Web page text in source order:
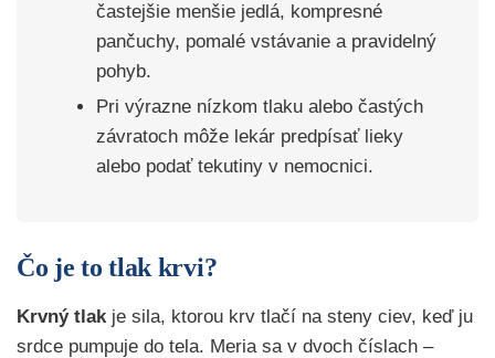
častejšie menšie jedlá, kompresné
pančuchy, pomalé vstávanie a pravidelný
pohyb.
Pri výrazne nízkom tlaku alebo častých
závratoch môže lekár predpísať lieky
alebo podať tekutiny v nemocnici.
Čo je to tlak krvi?
Krvný tlakje sila, ktorou krv tlačí na steny ciev, keď ju
srdce pumpuje do tela. Meria sa v dvoch číslach –